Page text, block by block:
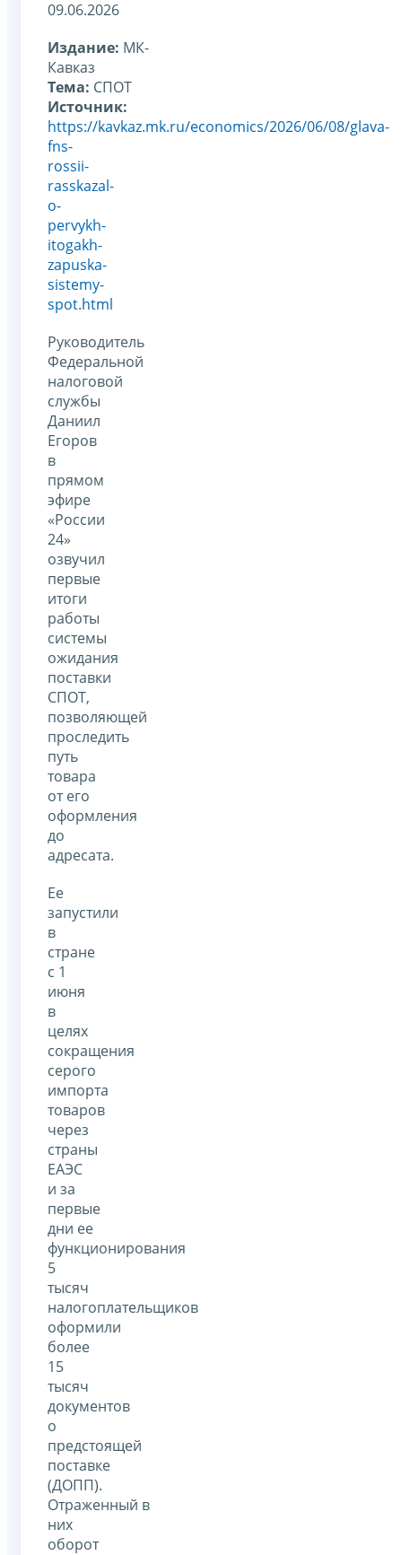
09.06.2026
Издание: МК-
Кавказ
Тема: СПОТ
Источник:
https://kavkaz.mk.ru/economics/2026/06/08/glava-
fns-
rossii-
rasskazal-
o-
pervykh-
itogakh-
zapuska-
sistemy-
spot.html
Руководитель
Федеральной
налоговой
службы
Даниил
Егоров
в
прямом
эфире
«России
24»
озвучил
первые
итоги
работы
системы
ожидания
поставки
СПОТ,
позволяющей
проследить
путь
товара
от его
оформления
до
адресата.
Ее
запустили
в
стране
с 1
июня
в
целях
сокращения
серого
импорта
товаров
через
страны
ЕАЭС
и за
первые
дни ее
функционирования
5
тысяч
налогоплательщиков
оформили
более
15
тысяч
документов
о
предстоящей
поставке
(ДОПП).
Отраженный в
них
оборот